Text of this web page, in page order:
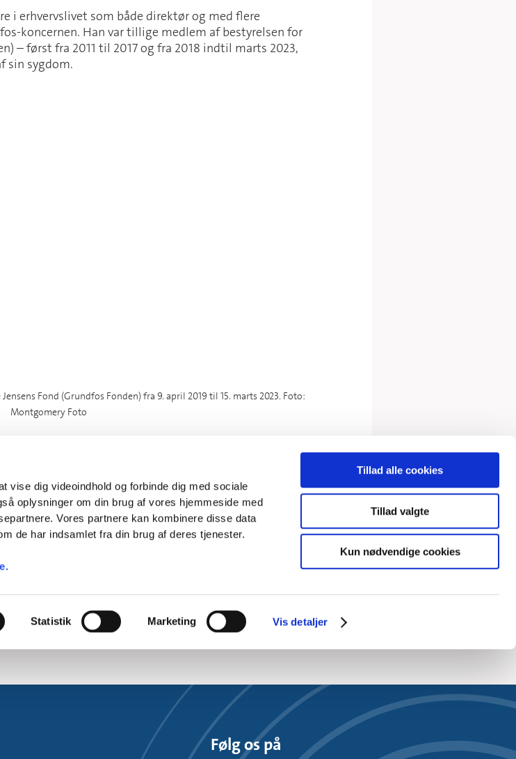
vise dig videoindhold og forbinde dig med sociale
oplysninger om din brug af vores hjemmeside med
Vores partnere kan kombinere disse data
de har indsamlet fra din brug af deres tjenester.
Statistik Marketing Vis detaljer
Tillad alle cookies
Tillad valgte
Kun nødvendige cookies
i erhvervslivet som både direktør og med flere
koncernen. Han var tillige medlem af bestyrelsen for
– først fra 2011 til 2017 og fra 2018 indtil marts 2023,
sin sygdom.
Fond (Grundfos Fonden) fra 9. april 2019 til 15. marts 2023. Foto:
Montgomery Foto
funktion som ejerfonden bag Grundfos-koncernen,
han ledte bestyrelsesarbejdet med sikker hånd.
og klar med egne meninger. Han var
og et forbløffende godt blik for både samfund,
og spændende aktiviteter til gavn for samfundet og
Følg os på